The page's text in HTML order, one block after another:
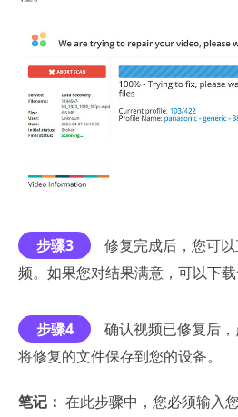
步骤3
修复完成后，您可
频。如果您对结果满意，可以下载
步骤4 确认视频已修复后
将修复的文件保存到您的设备。
笔记： 在此步骤中，您必须输入